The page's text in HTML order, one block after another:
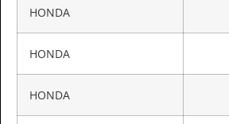
HONDA
HONDA
HONDA